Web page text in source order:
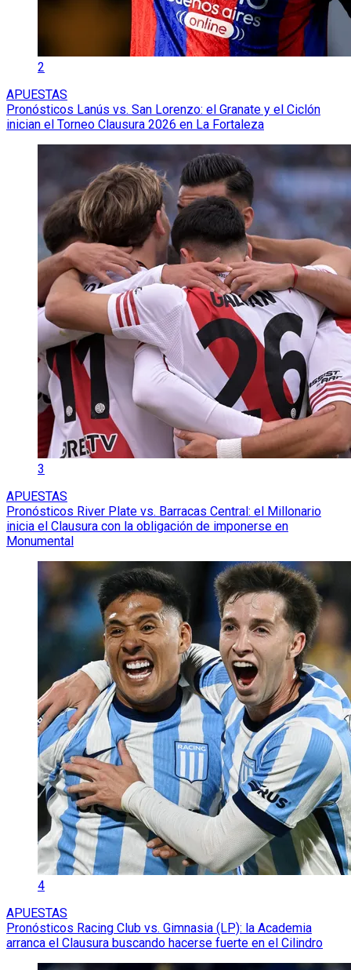
2
APUESTAS
Pronósticos Lanús vs. San Lorenzo: el Granate y el Ciclón
inician el Torneo Clausura 2026 en La Fortaleza
3
APUESTAS
Pronósticos River Plate vs. Barracas Central: el Millonario
inicia el Clausura con la obligación de imponerse en
Monumental
4
APUESTAS
Pronósticos Racing Club vs. Gimnasia (LP): la Academia
arranca el Clausura buscando hacerse fuerte en el Cilindro